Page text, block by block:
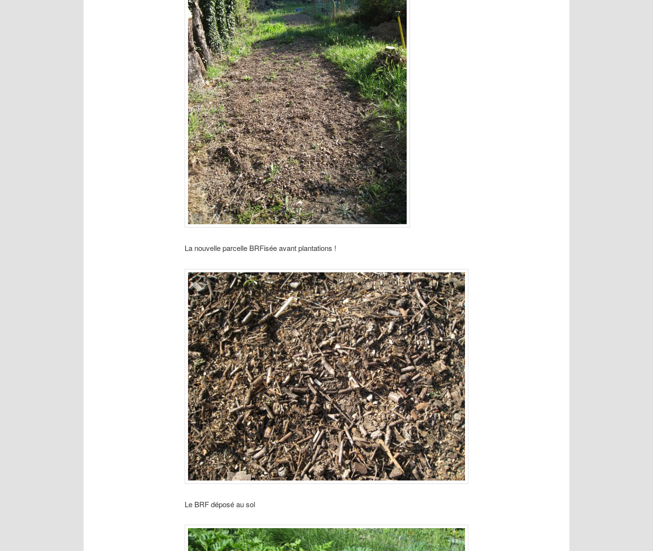
La nouvelle parcelle BRFisée avant plantations !
Le BRF déposé au sol